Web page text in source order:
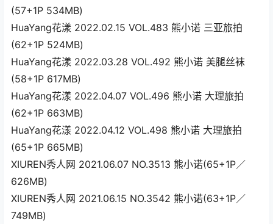
(57+1P 534MB)
HuaYang花漾 2022.02.15 VOL.483 熊小诺 三亚旅拍
(62+1P 524MB)
HuaYang花漾 2022.03.28 VOL.492 熊小诺 美腿丝袜
(58+1P 617MB)
HuaYang花漾 2022.04.07 VOL.496 熊小诺 大理旅拍
(62+1P 663MB)
HuaYang花漾 2022.04.12 VOL.498 熊小诺 大理旅拍
(65+1P 665MB)
XIUREN秀人网 2021.06.07 NO.3513 熊小诺(65+1P／
626MB)
XIUREN秀人网 2021.06.15 NO.3542 熊小诺(63+1P／
749MB)